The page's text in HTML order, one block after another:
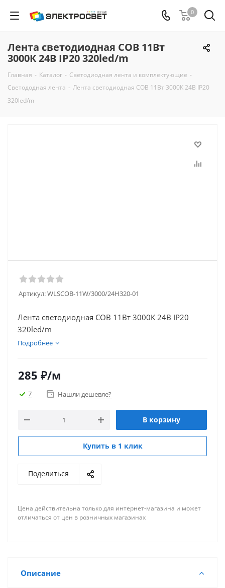
0
Лента cветодиодная COB 11Вт
3000К 24В IP20 320led/m
Главная - Каталог - Светодиодная лента и комплектующие -
Светододная лента - Лента cветодиодная COB 11Вт 3000К 24В IP20
320led/m
Артикул:WLSCOB-11W/3000/24H320-01
Лента cветодиодная COB 11Вт 3000К 24В IP20
320led/m
Подробнее
285 ₽/м
7 Нашли дешевле?
В корзину
Купить в 1 клик
Поделиться
Цена действительна только для интернет-магазина и может
отличаться от цен в розничных магазинах
Описание